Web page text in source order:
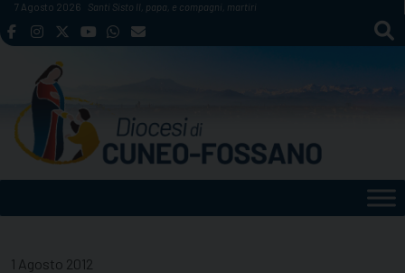
Skip
to
7 Agosto 2026 Santi Sisto II, papa, e compagni, martiri
1 Agosto 2012